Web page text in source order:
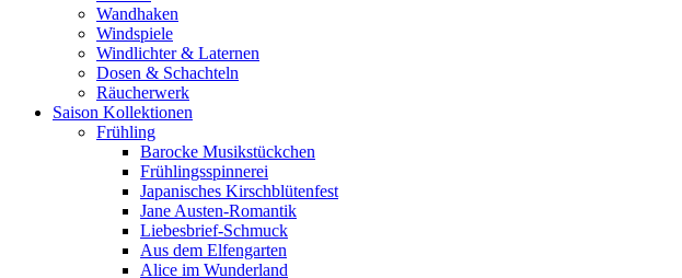
Wandhaken
Windspiele
Windlichter & Laternen
Dosen & Schachteln
Räucherwerk
Saison Kollektionen
Frühling
Barocke Musikstückchen
Frühlingsspinnerei
Japanisches Kirschblütenfest
Jane Austen-Romantik
Liebesbrief-Schmuck
Aus dem Elfengarten
Alice im Wunderland